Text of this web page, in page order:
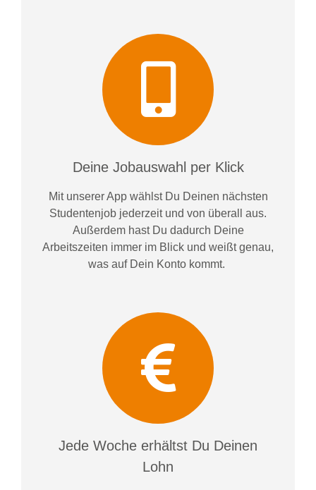
Deine Jobauswahl per Klick
Mit unserer App wählst Du Deinen nächsten
Studentenjob jederzeit und von überall aus.
Außerdem hast Du dadurch Deine
Arbeitszeiten immer im Blick und weißtgenau,
was auf Dein Konto kommt.
Jede Woche erhältst Du Deinen
Lohn